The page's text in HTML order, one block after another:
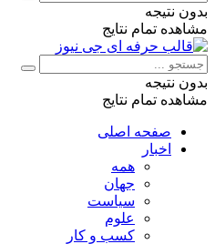
بدون نتیجه
مشاهده تمام نتایج
بدون نتیجه
مشاهده تمام نتایج
صفحه اصلی
اخبار
همه
جهان
سیاست
علوم
کسب و کار